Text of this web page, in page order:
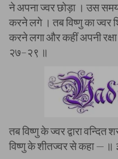
ने अपना ज्वर छोड़ा । उस
करने लगे । तब विष्णु का ज्वर
करने लगा और कहीं अपनी
२७–२९ ॥
तब विष्णु के ज्वर द्वारा
विष्णु के शीतज्वर से कहा — ॥